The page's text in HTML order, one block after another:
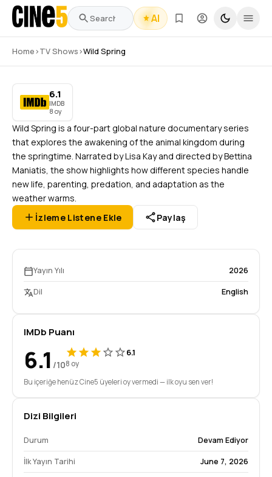
AI
Home›TV Shows›Wild Spring
Wild Spring
6.1
IMDB
8 oy
Wild Spring is a four-part global nature documentary series
that explores the awakening of the animal kingdom during
the springtime. Narrated by Lisa Kay and directed by Bettina
Maniatis, the show highlights how different species handle
new life, parenting, predation, and adaptation as the
weather warms.
İzleme Listene Ekle
Paylaş
Yayın Yılı 2026
Dil English
IMDb Puanı
6.1 /10
6.1
8 oy
Bu içeriğe henüz Cine5 üyeleri oy vermedi — ilk oyu sen ver!
Dizi Bilgileri
Durum Devam Ediyor
İlk Yayın Tarihi June 7, 2026